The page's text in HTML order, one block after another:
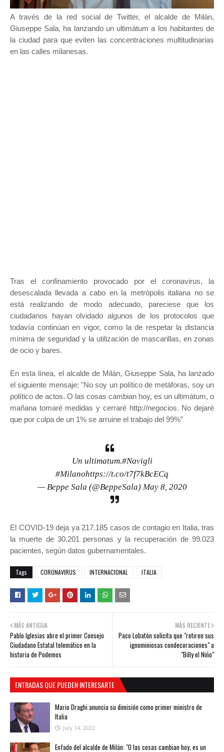
A través de la red social de Twitter, el alcalde de Milán,
Giuseppe Sala, ha lanzando un ultimátum a los habitantes de
la ciudad para que eviten las concentraciones multitudinarias
en las calles milanesas.
Tras el confinamiento provocado por el coronavirus, la
desescalada llevada a cabo en la metrópolis italiana no se
está realizando de modo adecuado, pareciese que los
ciudadanos hayan olvidado algunos de los protocolos que
todavía continúan en vigor, como la de respetar la distancia
mínima de seguridad y la utilización de mascarillas, en zonas
de ocio y bares.
En esta línea, el alcalde de Milán, Giuseppe Sala, ha lanzado
el siguiente mensaje: "No soy un político de metáforas, soy un
político de actos. O las cosas cambian hoy, es un ultimátum, o
mañana tomaré medidas y cerraré http://negocios. No dejaré
que por culpa de un 1% se arruine el trabajo del 99%”
Un ultimatum.#Navigli
#Milanohttps://t.co/t7f7kBcECq
— Beppe Sala (@BeppeSala) May 8, 2020
El COVID-19 deja ya 217.185 casos de contagio en Italia, tras
la muerte de 30.201 personas y la recuperación de 99.023
pacientes, según datos gubernamentales.
Tags CORONAVIRUS INTERNACIONAL ITALIA
MÁS RECIENTE
Paco Lobatón solicita que "retiren sus
ignominiosas condecoraciones" a
"Billy el Niño"
MÁS ANTIGUA
Pablo Iglesias abre el primer Consejo
Ciudadano Estatal telemático en la
historia de Podemos
ENTRADAS QUE PUEDEN INTERESARTE
Mario Draghi anuncia su dimisión como primer ministro de
Italia
July 14, 2022
Enfado del alcalde de Milán: "O las cosas cambian hoy, es un